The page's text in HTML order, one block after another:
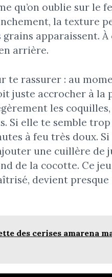
qu’on oublie sur le
la texture
apparaissent. À
arrière.
te rassurer : au
juste accrocher à la
les coquilles,
Si elle te semble
à feu très doux.
une cuillère de
de la cocotte. Ce jeu
devient presque
des cerises amarena